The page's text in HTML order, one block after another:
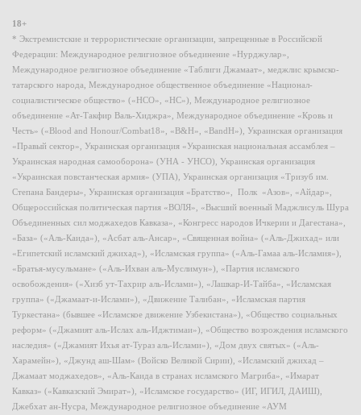
18+
* Экстремистские и террористические организации, запрещенные в Российской
Федерации: Международное религиозное объединение «Нурджулар»,
Международное религиозное объединение «Таблиги Джамаат», меджлис крымско-
татарского народа, Международное общественное объединение «Национал-
социалистическое общество» («НСО», «НС»), Международное религиозное
объединение «Ат-Такфир Валь-Хиджра», Международное объединение «Кровь и
Честь» («Blood and Honour/Combat18», «B&H», «BandH»), Украинская организация
«Правый сектор», Украинская организация «Украинская национальная ассамблея –
Украинская народная самооборона» (УНА - УНСО), Украинская организация
«Украинская повстанческая армия» (УПА), Украинская организация «Тризуб им.
Степана Бандеры», Украинская организация «Братство», Полк «Азов», «Айдар»,
Общероссийская политическая партия «ВОЛЯ», «Высший военный Маджлисуль Шура
Объединенных сил моджахедов Кавказа», «Конгресс народов Ичкерии и Дагестана»,
«База» («Аль-Каида»), «Асбат аль-Ансар», «Священная война» («Аль-Джихад» или
«Египетский исламский джихад»), «Исламская группа» («Аль-Гамаа аль-Исламия»),
«Братья-мусульмане» («Аль-Ихван аль-Муслимун»), «Партия исламского
освобождения» («Хизб ут-Тахрир аль-Ислами»), «Лашкар-И-Тайба», «Исламская
группа» («Джамаат-и-Ислами»), «Движение Талибан», «Исламская партия
Туркестана» (бывшее «Исламское движение Узбекистана»), «Общество социальных
реформ» («Джамият аль-Ислах аль-Иджтимаи»), «Общество возрождения исламского
наследия» («Джамият Ихья ат-Тураз аль-Ислами»), «Дом двух святых» («Аль-
Харамейн»), «Джунд аш-Шам» (Войско Великой Сирии), «Исламский джихад –
Джамаат моджахедов», «Аль-Каида в странах исламского Магриба», «Имарат
Кавказ» («Кавказский Эмират»), «Исламское государство» (ИГ, ИГИЛ, ДАИШ),
Джебхат ан-Нусра, Международное религиозное объединение «АУМ